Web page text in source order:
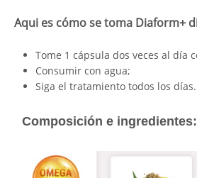
Aqui es cómo se toma Diaform+
Tome 1 cápsula dos veces al día
Consumir con agua;
Siga el tratamiento todos los días.
Composición e